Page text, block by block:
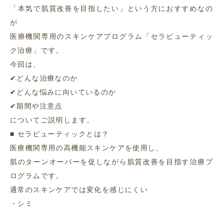
「本気で肌質改善を目指したい」という方におすすめなの
が
医療機関専用のスキンケアプログラム「セラピューティッ
ク治療」です。
今回は、
✔どんな治療なのか
✔どんな悩みに向いているのか
✔期間や注意点
についてご説明します。
■ セラピューティックとは？
医療機関専用の高機能スキンケアを使用し、
肌のターンオーバーを促しながら肌質改善を目指す治療プ
ログラムです。
通常のスキンケアでは変化を感じにくい
・シミ